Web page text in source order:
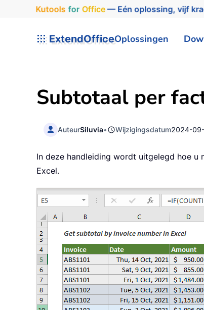
Kutools for Office— Eén oplossing, vijf
ExtendOfficeOplossingen
Subtotaal per
AuteurSiluvia• Wijzigingsdatum2024-
In deze handleiding wordt uitgelegd hoe u
Excel.